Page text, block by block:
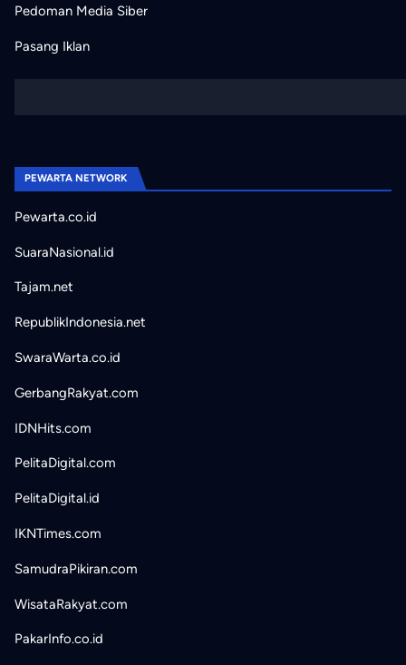
Pedoman Media Siber
Pasang Iklan
PEWARTA NETWORK
Pewarta.co.id
SuaraNasional.id
Tajam.net
RepublikIndonesia.net
SwaraWarta.co.id
GerbangRakyat.com
IDNHits.com
PelitaDigital.com
PelitaDigital.id
IKNTimes.com
SamudraPikiran.com
WisataRakyat.com
PakarInfo.co.id